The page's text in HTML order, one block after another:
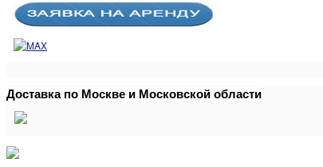
Доставка по Москве и Московской области